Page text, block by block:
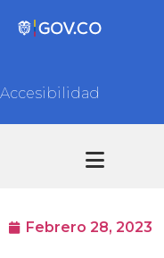
Accesibilidad
Febrero 28, 2023